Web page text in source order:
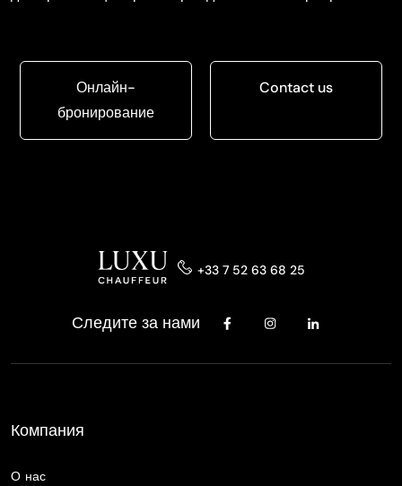
Онлайн-
бронирование
Contact us
+33 7 52 63 68 25
Следите за нами
Компания
О нас